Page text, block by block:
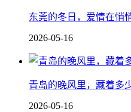
东莞的冬日，爱情在悄
2026-05-16
青岛的晚风里，藏着多
2026-05-16